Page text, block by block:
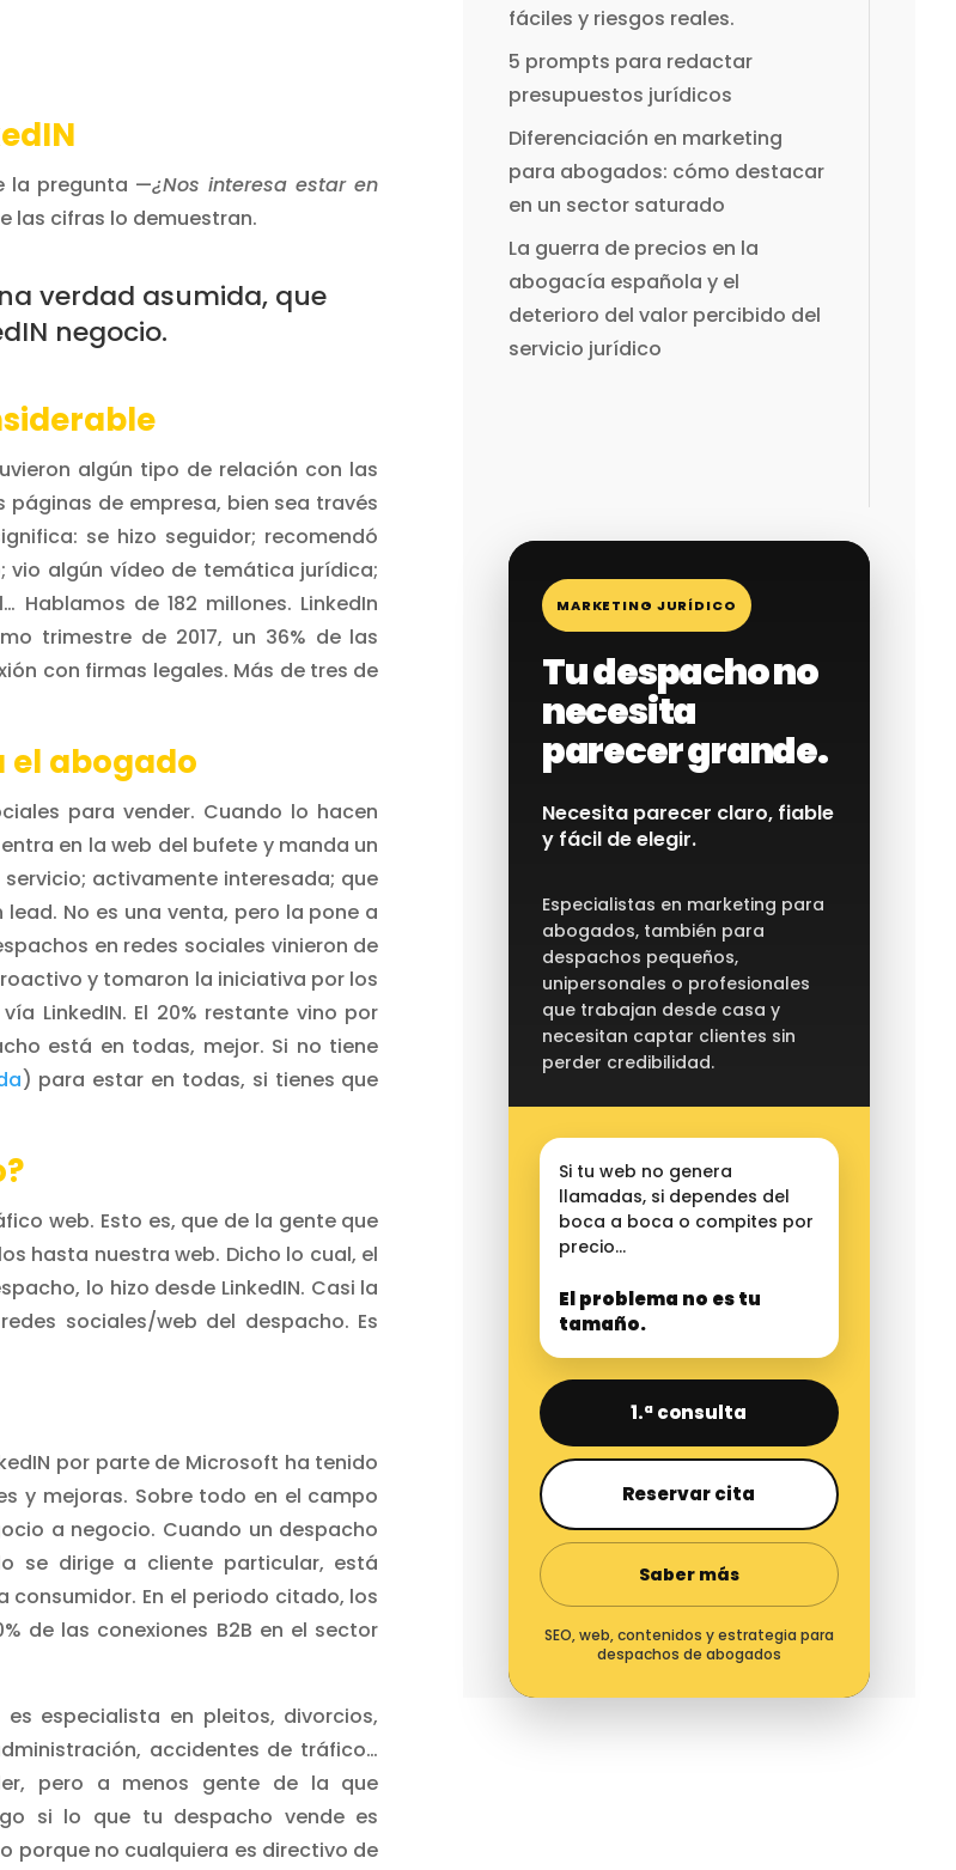
la pregunta —¿Nos interesa estar en
las cifras lo demuestran.
verdad asumida, que
negocio.
algún tipo de relación con las
páginas de empresa, bien sea través
se hizo seguidor; recomendó
vio algún vídeo de temática jurídica;
de 182 millones. LinkedIn
trimestre de 2017, un 36% de las
con firmas legales. Más de tres de
el abogado
para vender. Cuando lo hacen
en la web del bufete y manda un
activamente interesada; que
No es una venta, pero la pone a
en redes sociales vinieron de
y tomaron la iniciativa por los
LinkedIN. El 20% restante vino por
está en todas, mejor. Si no tiene
) para estar en todas, si tienes que
web. Esto es, que de la gente que
hasta nuestra web. Dicho lo cual, el
lo hizo desde LinkedIN. Casi la
sociales/web del despacho. Es
por parte de Microsoft ha tenido
y mejoras. Sobre todo en el campo
a negocio. Cuando un despacho
se dirige a cliente particular, está
consumidor. En el periodo citado, los
de las conexiones B2B en el sector
especialista en pleitos, divorcios,
accidentes de tráfico…
pero a menos gente de la que
si lo que tu despacho vende es
porque no cualquiera es directivo de
fáciles y riesgos reales.
5 prompts para redactar
presupuestos jurídicos
Diferenciación en marketing
para abogados: cómo destacar
en un sector saturado
La guerra de precios en la
abogacía española y el
deterioro del valor percibido del
servicio jurídico
MARKETING JURÍDICO
Tu despacho no
necesita
parecer grande.
Necesita parecer claro, fiable
y fácil de elegir.
Especialistas en marketing para
abogados, también para
despachos pequeños,
unipersonales o profesionales
que trabajan desde casa y
necesitan captar clientes sin
perder credibilidad.
Si tu web no genera
llamadas, si dependes del
boca a boca o compites por
precio…
El problema no es tu
tamaño.
1.ª consulta
Reservar cita
Saber más
SEO, web, contenidos y estrategia para
despachos de abogados